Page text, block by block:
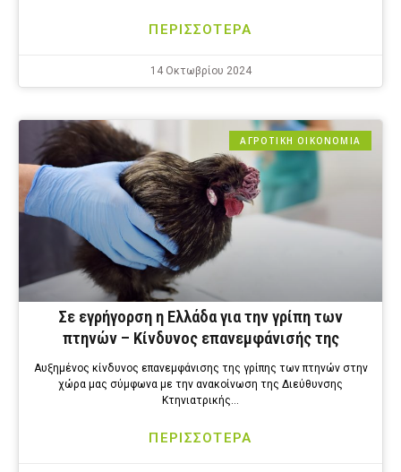
ΠΕΡΙΣΣΟΤΕΡΑ
14 Οκτωβρίου 2024
ΑΓΡΟΤΙΚΗ ΟΙΚΟΝΟΜΙΑ
Σε εγρήγορση η Ελλάδα για την γρίπη των
πτηνών – Κίνδυνος επανεμφάνισής της
Αυξημένος κίνδυνος επανεμφάνισης της γρίπης των πτηνών στην
χώρα μας σύμφωνα με την ανακοίνωση της Διεύθυνσης
Κτηνιατρικής…
ΠΕΡΙΣΣΟΤΕΡΑ